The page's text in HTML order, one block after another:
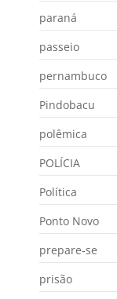
paraná
passeio
pernambuco
Pindobacu
polêmica
POLÍCIA
Política
Ponto Novo
prepare-se
prisão